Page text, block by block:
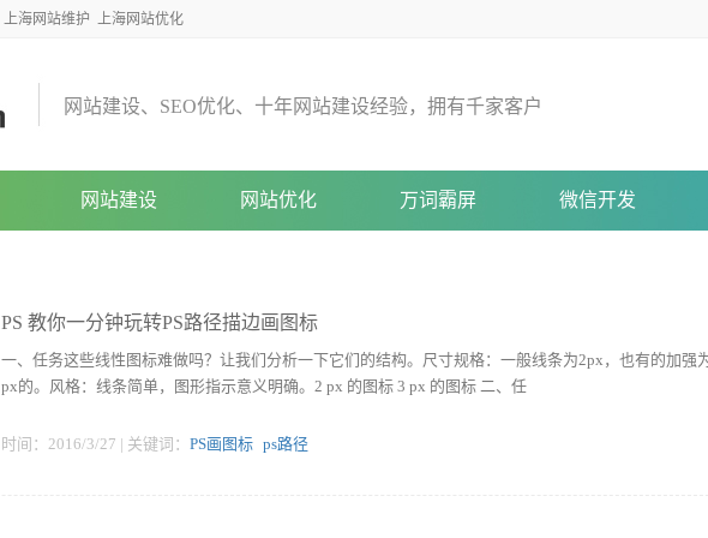
上海网站维护 上海网站优化
网 站建设、 SEO优化、 十年网 站建设经验， 拥有千家客户
网站建设 网站优化 万词霸屏 微信开发
PS 教你一分钟玩转PS路径描边画图标
一、任务这些线性图标难做吗？让我们分析一下它们的结构。尺寸规格：一般线条为2px，也有的加强
px的。风格：线条简单，图形指示意义明确。2 px 的图标 3 px 的图标 二、任
时间：2016/3/27 | 关键词：PS画图标 ps路径